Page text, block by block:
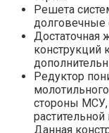
Решета
долговечные
Достаточная
конструкций
Редуктор
стороны МСУ,
Данная